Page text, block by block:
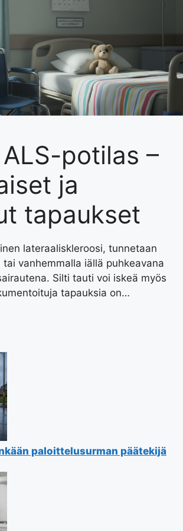
potilas –
ja
tapaukset
lateraaliskleroosi, tunnetaan
vanhemmalla iällä puhkeavana
Silti tauti voi iskeä myös
tapauksia on…
paloittelusurman päätekijä